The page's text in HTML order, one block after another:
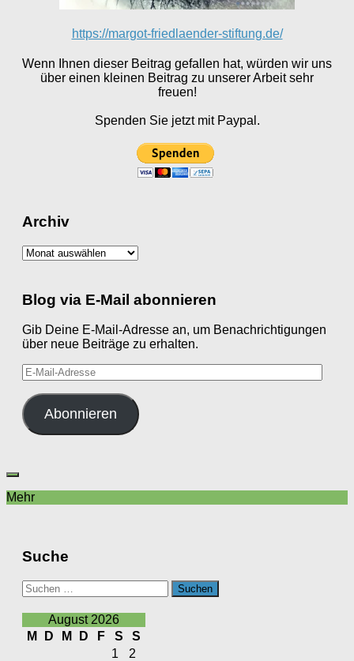
https://margot-friedlaender-stiftung.de/
Wenn Ihnen dieser Beitrag gefallen hat, würden wir uns
über einen kleinen Beitrag zu unserer Arbeit sehr
freuen!
Spenden Sie jetzt mit Paypal.
Archiv
Archiv
Blog via E-Mail abonnieren
Gib Deine E-Mail-Adresse an, um Benachrichtigungen
über neue Beiträge zu erhalten.
E-
Mail-
Adresse
Abonnieren
Mehr
Suche
Suchen
nach:
August 2026
M
D M D F S
S
1
2